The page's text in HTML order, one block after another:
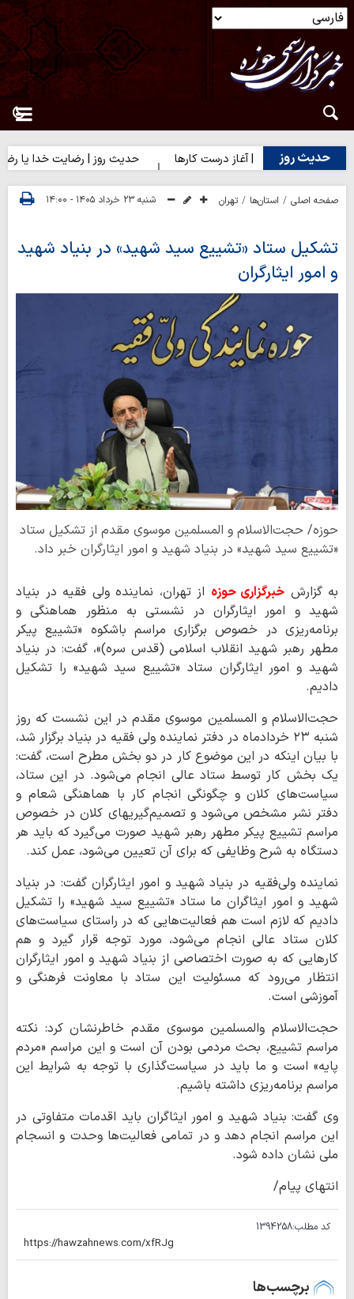
حدیث روز
حدیث روز | آغاز درست کارها حدیث روز | رضایت خدا یا رضایت
صفحه اصلی استان‌ها تهران شنبه ۲۳ خرداد ۱۴۰۵ - ۱۴:۰۰
تشکیل ستاد «تشییع سید شهید» در بنیاد شهید
و امور ایثارگران
حوزه/ حجت‌الاسلام و المسلمین موسوی مقدم از تشکیل ستاد
«تشییع سید شهید» در بنیاد شهید و امور ایثارگران خبر داد.
به گزارش خبرگزاری حوزه از تهران، نماینده ولی فقیه در بنیاد
شهید و امور ایثارگران در نشستی به منظور هماهنگی و
برنامه‌ریزی در خصوص برگزاری مراسم باشکوه «تشییع پیکر
مطهر رهبر شهید انقلاب اسلامی (قدس سره)»، گفت: در بنیاد
شهید و امور ایثارگران ستاد «تشییع سید شهید» را تشکیل
دادیم.
حجت‌الاسلام و المسلمین موسوی مقدم در این نشست که روز
شنبه ۲۳ خردادماه در دفتر نماینده ولی فقیه در بنیاد برگزار شد،
با بیان اینکه در این موضوع کار در دو بخش مطرح است، گفت:
یک بخش کار توسط ستاد عالی انجام می‌شود. در این ستاد،
سیاست‌های کلان و چگونگی انجام کار با هماهنگی شعام و
دفتر نشر مشخص می‌شود و تصمیم‌گیریهای کلان در خصوص
مراسم تشییع پیکر مطهر رهبر شهید صورت می‌گیرد که باید هر
دستگاه به شرح وظایفی که برای آن تعیین می‌شود، عمل کند.
نماینده ولی‌فقیه در بنیاد شهید و امور ایثارگران گفت: در بنیاد
شهید و امور ایثاگران ما ستاد «تشییع سید شهید» را تشکیل
دادیم که لازم است هم فعالیت‌هایی که در راستای سیاست‌های
کلان ستاد عالی انجام می‌شود، مورد توجه قرار گیرد و هم
کارهایی که به صورت اختصاصی از بنیاد شهید و امور ایثارگران
انتظار می‌رود که مسئولیت این ستاد با معاونت فرهنگی و
آموزشی است.
حجت‌الاسلام والمسلمین موسوی مقدم خاطرنشان کرد: نکته
مراسم تشییع، بحث مردمی بودن آن است و این مراسم «مردم
پایه» است و ما باید در سیاست‌گذاری با توجه به شرایط این
مراسم برنامه‌ریزی داشته باشیم.
وی گفت: بنیاد شهید و امور ایثاگران باید اقدمات متفاوتی در
این مراسم انجام دهد و در تمامی فعالیت‌ها وحدت و انسجام
ملی نشان داده شود.
انتهای پیام/
کد مطلب:1394258
برچسب‌ها